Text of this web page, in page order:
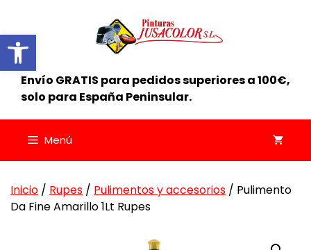
Abrir barra de herramientas
contenido
Envío GRATIS para pedidos superiores a 100€,
solo para España Peninsular.
Menú
Inicio / Rupes / Pulimentos y accesorios / Pulimento
Da Fine Amarillo 1Lt Rupes